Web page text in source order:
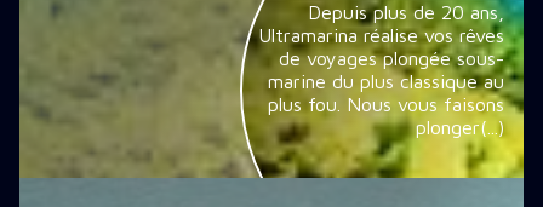
Depuis plus de 20 ans,
Ultramarina réalise vos rêves
de voyages plongée sous-
marine du plus classique au
plus fou. Nous vous faisons
plonger(...)